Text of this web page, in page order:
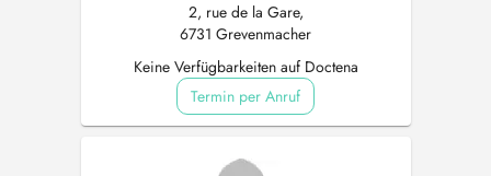
2, rue de la Gare,
6731 Grevenmacher
Keine Verfügbarkeiten auf Doctena
Termin per Anruf